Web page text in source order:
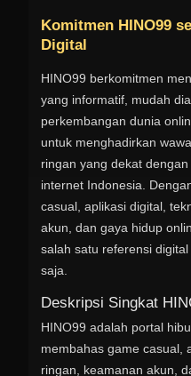
Komitmen HINO99
Digital
HINO99 berkomitmen
yang informatif, mudah
perkembangan dunia
untuk menghadirkan
ringan yang dekat
internet Indonesia.
casual, aplikasi digital,
akun, dan gaya hidup
salah satu referensi
saja.
Deskripsi Singkat
HINO99 adalah portal
membahas game casual,
ringan, keamanan akun,